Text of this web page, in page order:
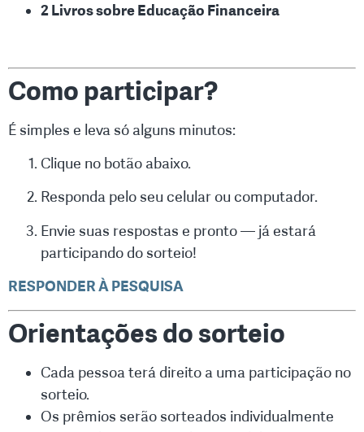
2 Livros sobre Educação Financeira
Como participar?
É simples e leva só alguns minutos:
Clique no botão abaixo.
Responda pelo seu celular ou computador.
Envie suas respostas e pronto — já estará
participando do sorteio!
RESPONDER À PESQUISA
Orientações do sorteio
Cada pessoa terá direito a uma participação no
sorteio.
Os prêmios serão sorteados individualmente